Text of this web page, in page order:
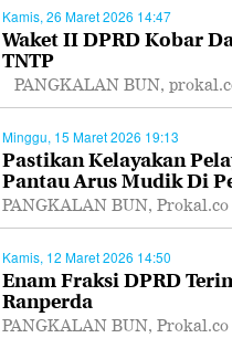
Kamis, 26 Maret 2026 14:47
Waket II DPRD Kobar
TNTP
PANGKALAN BUN,
Minggu, 15 Maret 2026 19:13
Pastikan Kelayakan
Pantau Arus Mudik Di
PANGKALAN BUN,
Kamis, 12 Maret 2026 14:50
Enam Fraksi DPRD
Ranperda
PANGKALAN BUN,